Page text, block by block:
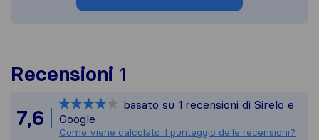
Recensioni 1
Tutte le recensioni
7,6
basato su 1 recensioni di Sirelo e
Google
Come viene calcolato il punteggio delle recensioni?